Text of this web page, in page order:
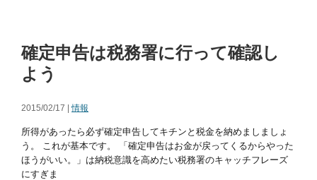
確定申告は税務署に行って確認し
よう
2015/02/17 |情報
所得があったら必ず確定申告してキチンと税金を納めましましょ
う。 これが基本です。 「確定申告はお金が戻ってくるからやった
ほうがいい。」は納税意識を高めたい税務署のキャッチフレーズ
にすぎま